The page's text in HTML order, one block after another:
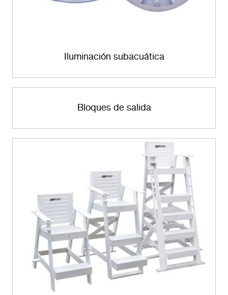
Iluminación subacuática
Bloques de salida